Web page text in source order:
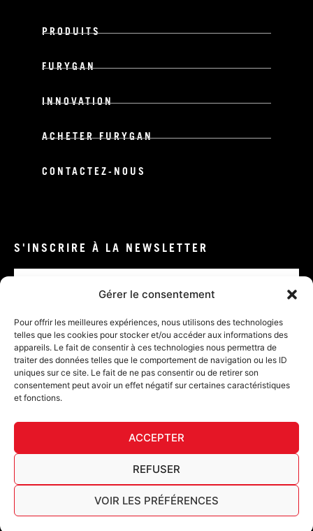
Gérer le consentement
Pour offrir les meilleures expériences, nous utilisons des technologies
telles que les cookies pour stocker et/ou accéder aux informations des
appareils. Le fait de consentir à ces technologies nous permettra de
traiter des données telles que le comportement de navigation ou les ID
uniques sur ce site. Le fait de ne pas consentir ou de retirer son
consentement peut avoir un effet négatif sur certaines caractéristiques
et fonctions.
ACCEPTER
REFUSER
VOIR LES PRÉFÉRENCES
PRODUITS
FURYGAN
INNOVATION
ACHETER FURYGAN
CONTACTEZ-NOUS
S'INSCRIRE À LA NEWSLETTER
Email
FURY TIPS